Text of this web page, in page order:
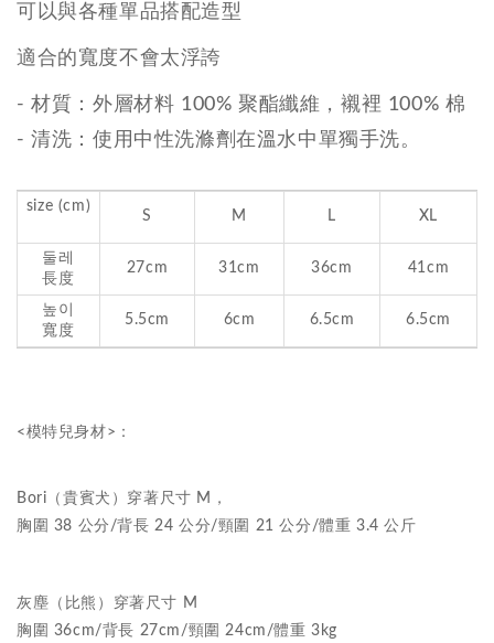
可以與各種單品搭配造型
適合的寬度不會太浮誇
- 材質：外層材料 100% 聚酯纖維，襯裡 100% 棉
- 清洗：使用中性洗滌劑在溫水中單獨手洗。
size (cm)
S M L XL
둘레
長度
27cm 31cm 36cm 41cm
높이
寬度
5.5cm 6cm 6.5cm 6.5cm
<模特兒身材>：
Bori（貴賓犬）穿著尺寸 M，
胸圍 38 公分/背長 24 公分/頸圍 21 公分/體重 3.4 公斤
灰塵（比熊）穿著尺寸 M
胸圍 36cm/背長 27cm/頸圍 24cm/體重 3kg